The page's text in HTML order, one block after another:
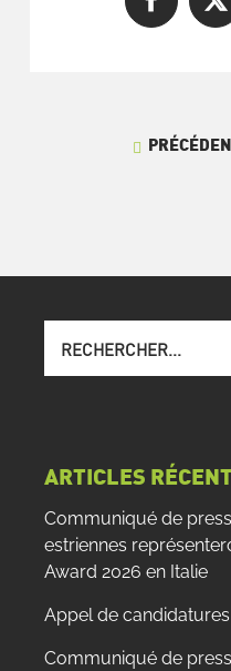
X
sur
ARTICLES
Communiqué de
estriennes
Award 2026 en Italie
Appel de candidatures
Communiqué de